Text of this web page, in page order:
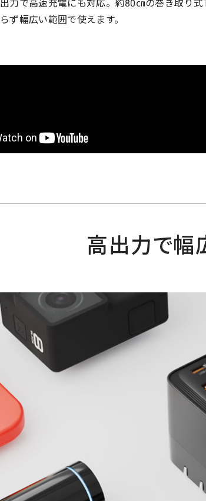
らず幅広い範囲で使えます。
高出力で幅